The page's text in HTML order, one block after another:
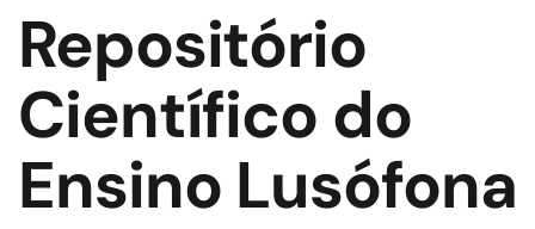
Repositório
Científico do
Ensino Lusófona